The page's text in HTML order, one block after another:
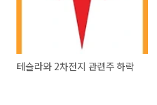
테슬라와 2차전지 관련주 하락